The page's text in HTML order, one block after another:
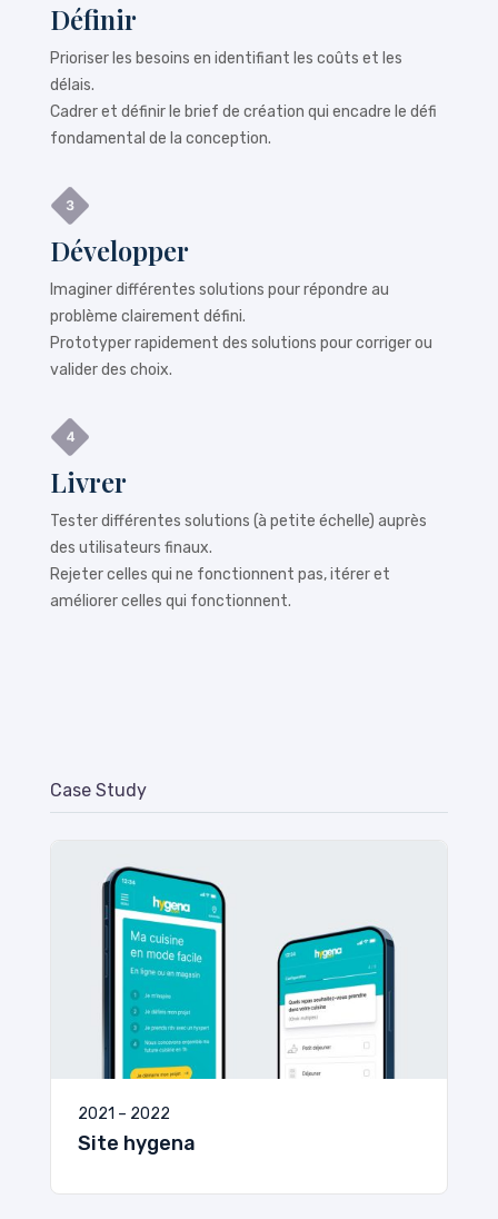
Définir
Prioriser les besoins en identifiant les coûts et les
délais.
Cadrer et définir le brief de création qui encadre le défi
fondamental de la conception.
Développer
Imaginer différentes solutions pour répondre au
problème clairement défini.
Prototyper rapidement des solutions pour corriger ou
valider des choix.
Livrer
Tester différentes solutions (à petite échelle) auprès
des utilisateurs finaux.
Rejeter celles qui ne fonctionnent pas, itérer et
améliorer celles qui fonctionnent.
Case Study
2021 – 2022
Site hygena